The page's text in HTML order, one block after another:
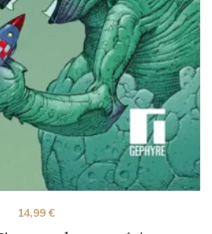
14,99€